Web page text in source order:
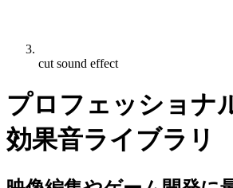
cut sound effect
プロフェッショナ
効果音ライブラリ